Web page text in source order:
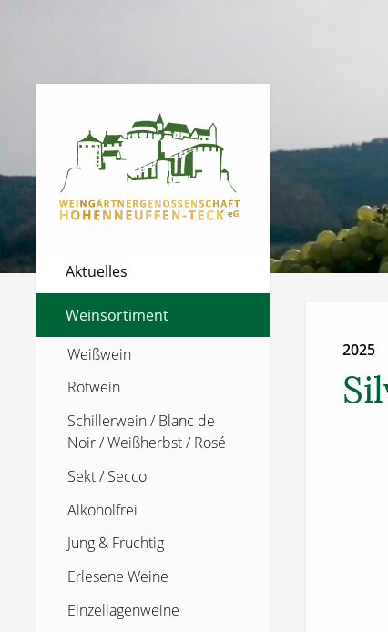
Aktuelles
Weinsortiment
Weißwein
Rotwein
Schillerwein / Blanc de
Noir / Weißherbst / Rosé
Sekt / Secco
Alkoholfrei
Jung & Fruchtig
Erlesene Weine
Einzellagenweine
2025